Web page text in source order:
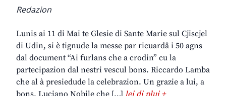
Redazion
Lunis ai 11 di Mai te Glesie di Sante Marie sul Cjiscjel
di Udin, si è tignude la messe par ricuardâ i 50 agns
dal document “Ai furlans che a crodin” cu la
partecipazion dal nestri vescul bons. Riccardo Lamba
che al à presiedude la celebrazion. Un grazie a lui, a